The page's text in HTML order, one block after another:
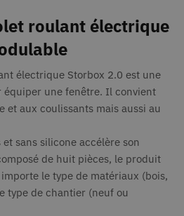
roulant électrique
électrique Storbox 2.0 est une
équiper une fenêtre. Il convient
et aux coulissants mais aussi au
et sans silicone accélère son
de huit pièces, le produit
le type de matériaux (bois,
type de chantier (neuf ou